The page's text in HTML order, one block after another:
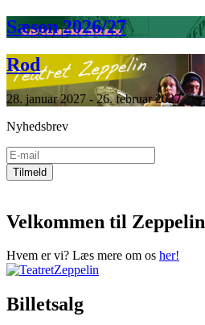
Sæson 2026/27
Rod
28. januar 2027 - 26. februar 2027
Nyhedsbrev
Velkommen til Zeppelin
Hvem er vi? Læs mere om os her!
Billetsalg